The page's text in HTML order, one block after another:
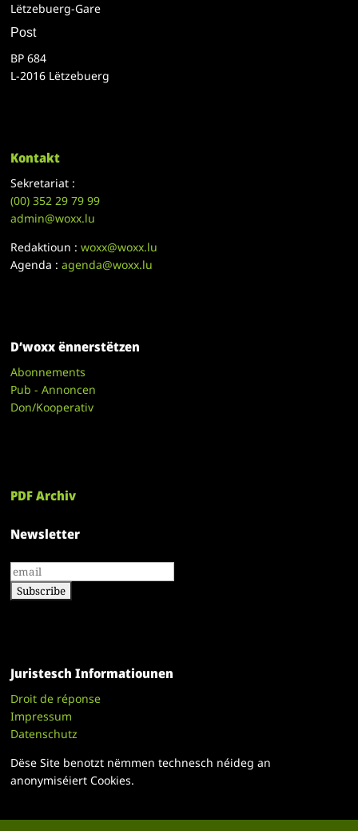
Lëtzebuerg-Gare
Post
BP 684
L-2016 Lëtzebuerg
Kontakt
Sekretariat :
(00)352 29 79 99
admin@woxx.lu
Redaktioun :woxx@woxx.lu
Agenda :agenda@woxx.lu
D’woxx ënnerstëtzen
Abonnements
Pub - Annoncen
Don/Kooperativ
PDF Archiv
Newsletter
Juristesch Informatiounen
Droit de réponse
Impressum
Datenschutz
Dëse Site benotzt nëmmen technesch néideg an
anonymiséiert Cookies.